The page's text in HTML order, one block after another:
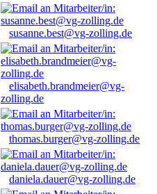
susanne.best@vg-zolling.de
elisabeth.brandmeier@vg-
zolling.de
thomas.burger@vg-zolling.de
daniela.dauer@vg-zolling.de